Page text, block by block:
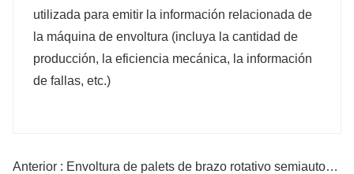
utilizada para emitir la información relacionada de
la máquina de envoltura (incluya la cantidad de
producción, la eficiencia mecánica, la información
de fallas, etc.)
Anterior : Envoltura de palets de brazo rotativo semiautomático